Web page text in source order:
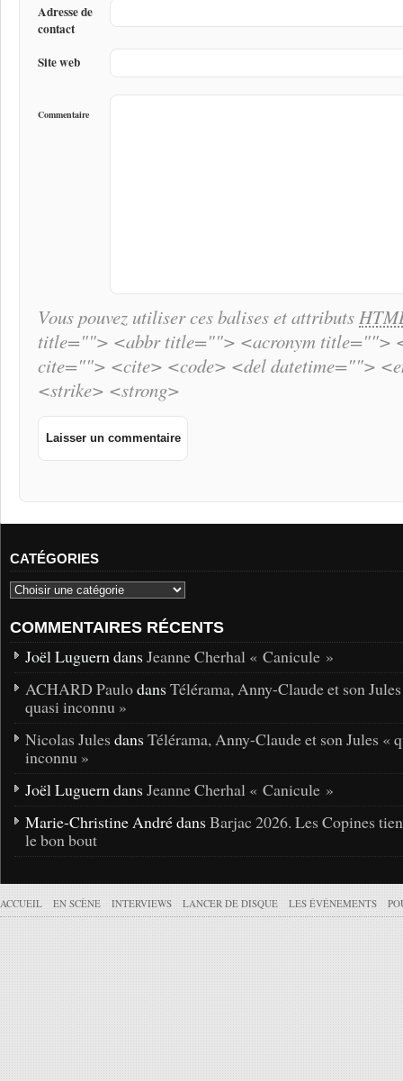
Adresse de
contact
Site web
Commentaire
Vous pouvez utiliser ces balises et attributs
title=""> <abbr title=""> <acronym title="">
cite=""> <cite> <code> <del datetime="">
<strike> <strong>
CATÉGORIES
COMMENTAIRES RÉCENTS
Joël Luguern dans Jeanne Cherhal « Canicule »
ACHARD Paulodans Télérama, Anny-Claude et son
quasi inconnu »
Nicolas Jules dans Télérama, Anny-Claude et son Jules «
inconnu »
Joël Luguern dans Jeanne Cherhal « Canicule »
Marie-Christine André dans Barjac 2026. Les Copines
le bon bout
ACCUEIL EN SCÈNE INTERVIEWS LANCER DE DISQUE LES ÉVÉNEMENTS